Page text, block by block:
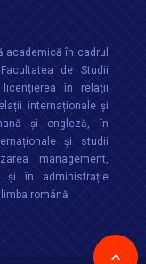
academică în cadrul
de Studii
în relaţii
internaționale şi
și engleză, în
și studii
management,
și în administrație
română